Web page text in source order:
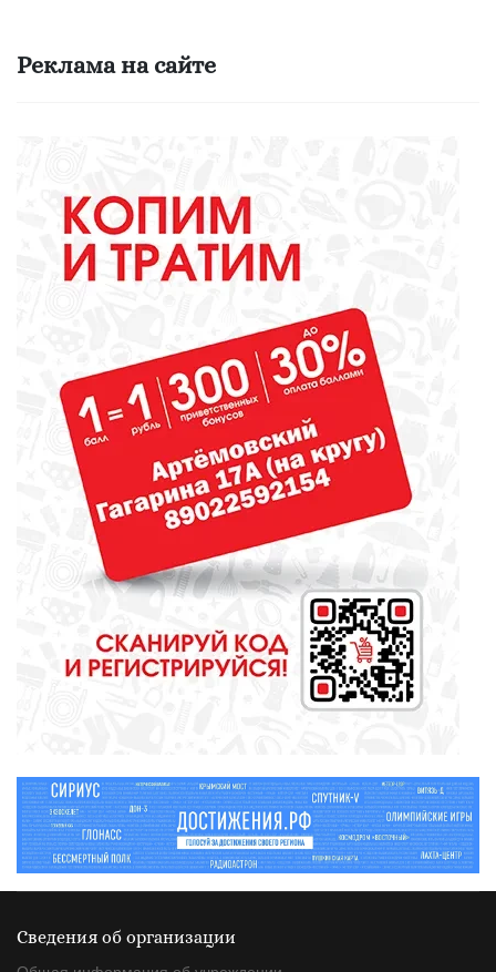
марафоне «Европа – Азия»
библиотекарь? Докажите это
всей стране!
ОБРАЗОВАНИЕ
Сосновоборская школа в финале
конкурса школьных музеев
МЕДИЦИНА
От диеты до режима: все о
питании при грудном
вскармливании
СПОРТ
полицейского
Реклама на сайте
Сведения об организации